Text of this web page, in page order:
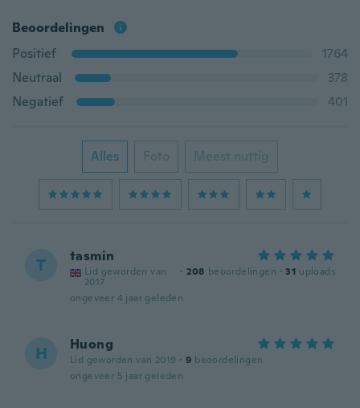
Beoordelingen
Positief
1764
Neutraal
378
Negatief
401
Alles Foto Meest nuttig
T tasmin
Lid geworden van
2017
· 208 beoordelingen · 31 uploads
ongeveer 4 jaar geleden
H Huong
Lid geworden van 2019 · 9 beoordelingen
ongeveer 5 jaar geleden